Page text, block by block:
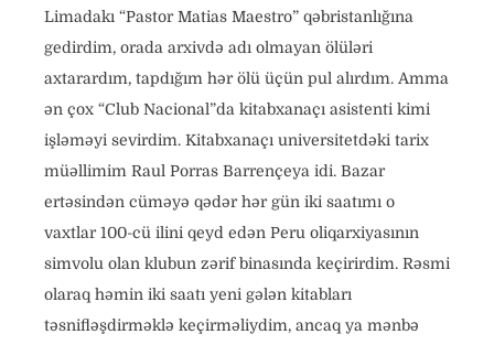
Limadakı “Pastor Matias Maestro” qəbristanlığına
gedirdim, orada arxivdə adı olmayan ölüləri
axtarardım, tapdığım hər ölü üçün pul alırdım. Amma
ən çox “Club Nacional”da kitabxanaçı asistenti kimi
işləməyi sevirdim. Kitabxanaçı universitetdəki tarix
müəllimim Raul Porras Barrençeya idi. Bazar
ertəsindən cüməyə qədər hər gün iki saatımı o
vaxtlar 100-cü ilini qeyd edən Peru oliqarxiyasının
simvolu olan klubun zərif binasında keçirirdim. Rəsmi
olaraq həmin iki saatı yeni gələn kitabları
təsnifləşdirməklə keçirməliydim, ancaq ya mənbə